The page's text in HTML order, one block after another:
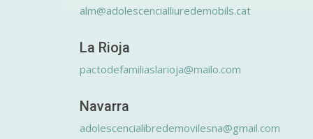
alm@adolescencialliuredemobils.cat
La Rioja
pactodefamiliaslarioja@mailo.com
Navarra
adolescencialibredemovilesna@gmail.com